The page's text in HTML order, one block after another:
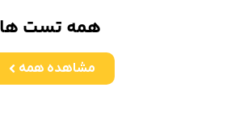
همه تست ها
مشاهده همه